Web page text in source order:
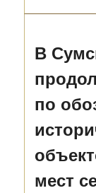
В
по
мест